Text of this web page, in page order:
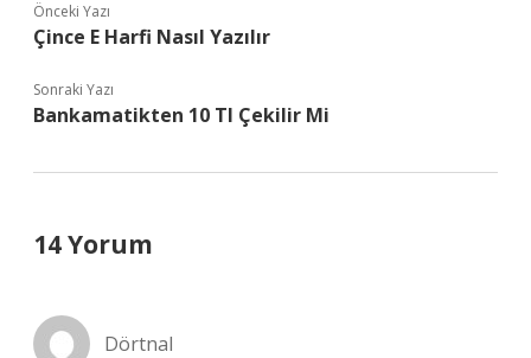
Önceki Yazı
Çince E Harfi Nasıl Yazılır
Sonraki Yazı
Bankamatikten 10 Tl Çekilir Mi
14 Yorum
Dörtnal